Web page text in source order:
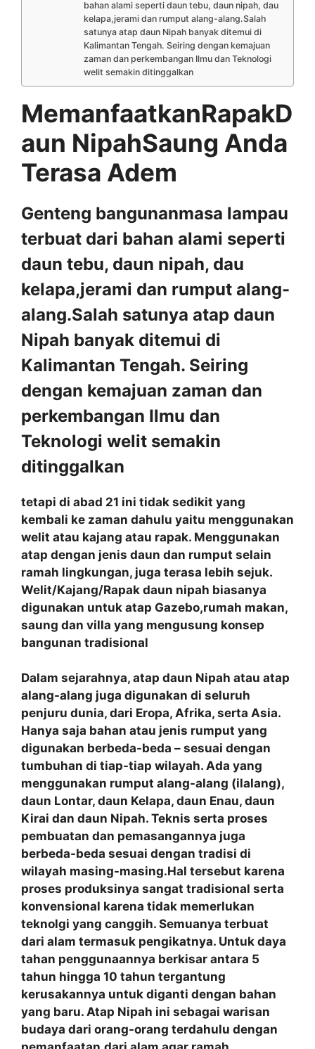
bahan alami seperti daun tebu, daun nipah, dau
kelapa,jerami dan rumput alang-alang.Salah
satunya atap daun Nipah banyak ditemui di
Kalimantan Tengah. Seiring dengan kemajuan
zaman dan perkembangan Ilmu dan Teknologi
welit semakin ditinggalkan
MemanfaatkanRapakD
aun NipahSaung Anda
Terasa Adem
Genteng bangunanmasa lampau
terbuat dari bahan alami seperti
daun tebu, daun nipah, dau
kelapa,jerami dan rumput alang-
alang.Salah satunya atap daun
Nipah banyak ditemui di
Kalimantan Tengah. Seiring
dengan kemajuan zaman dan
perkembangan Ilmu dan
Teknologi welit semakin
ditinggalkan
tetapi di abad 21 ini tidak sedikit yang
kembali ke zaman dahulu yaitu menggunakan
welit atau kajang atau rapak. Menggunakan
atap dengan jenis daun dan rumput selain
ramah lingkungan, juga terasa lebih sejuk.
Welit/Kajang/Rapak daun nipah biasanya
digunakan untuk atap Gazebo,rumah makan,
saung dan villa yang mengusung konsep
bangunan tradisional
Dalam sejarahnya, atap daun Nipah atau atap
alang-alang juga digunakan di seluruh
penjuru dunia, dari Eropa, Afrika, serta Asia.
Hanya saja bahan atau jenis rumput yang
digunakan berbeda-beda – sesuai dengan
tumbuhan di tiap-tiap wilayah. Ada yang
menggunakan rumput alang-alang (ilalang),
daun Lontar, daun Kelapa, daun Enau, daun
Kirai dan daun Nipah. Teknis serta proses
pembuatan dan pemasangannya juga
berbeda-beda sesuai dengan tradisi di
wilayah masing-masing.Hal tersebut karena
proses produksinya sangat tradisional serta
konvensional karena tidak memerlukan
teknolgi yang canggih. Semuanya terbuat
dari alam termasuk pengikatnya. Untuk daya
tahan penggunaannya berkisar antara 5
tahun hingga 10 tahun tergantung
kerusakannya untuk diganti dengan bahan
yang baru. Atap Nipah ini sebagai warisan
budaya dari orang-orang terdahulu dengan